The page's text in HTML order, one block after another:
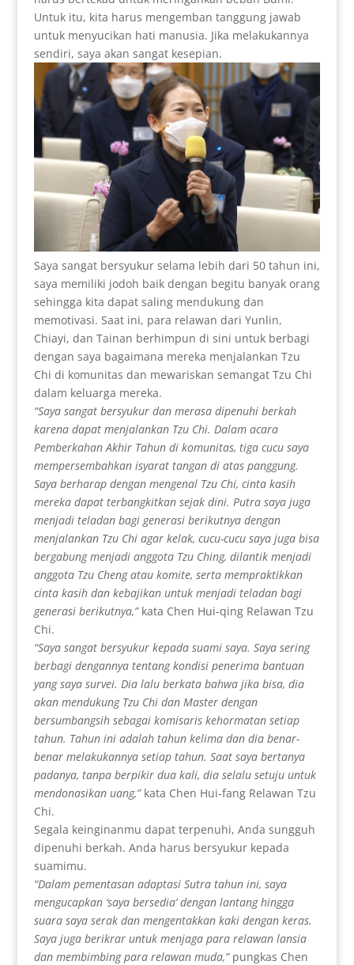
Untuk itu, kita harus mengemban tanggung jawab
untuk menyucikan hati manusia. Jika melakukannya
sendiri, saya akan sangat kesepian.
Saya sangat bersyukur selama lebih dari 50 tahun ini,
saya memiliki jodoh baik dengan begitu banyak orang
sehingga kita dapat saling mendukung dan
memotivasi. Saat ini, para relawan dari Yunlin,
Chiayi, dan Tainan berhimpun di sini untuk berbagi
dengan saya bagaimana mereka menjalankan Tzu
Chi di komunitas dan mewariskan semangat Tzu Chi
dalam keluarga mereka.
“Saya sangat bersyukur dan merasa dipenuhi berkah
karena dapat menjalankan Tzu Chi. Dalam acara
Pemberkahan Akhir Tahun di komunitas, tiga cucu saya
mempersembahkan isyarat tangan di atas panggung.
Saya berharap dengan mengenal Tzu Chi, cinta kasih
mereka dapat terbangkitkan sejak dini. Putra saya juga
menjadi teladan bagi generasi berikutnya dengan
menjalankan Tzu Chi agar kelak, cucu-cucu saya juga bisa
bergabung menjadi anggota Tzu Ching, dilantik menjadi
anggota Tzu Cheng atau komite, serta mempraktikkan
cinta kasih dan kebajikan untuk menjadi teladan bagi
generasi berikutnya,”kata Chen Hui-qing Relawan Tzu
Chi.
“Saya sangat bersyukur kepada suami saya. Saya sering
berbagi dengannya tentang kondisi penerima bantuan
yang saya survei. Dia lalu berkata bahwa jika bisa, dia
akan mendukung Tzu Chi dan Master dengan
bersumbangsih sebagai komisaris kehormatan setiap
tahun. Tahun ini adalah tahun kelima dan dia benar-
benar melakukannya setiap tahun. Saat saya bertanya
padanya, tanpa berpikir dua kali, dia selalu setuju untuk
mendonasikan uang,”kata Chen Hui-fang Relawan Tzu
Chi.
Segala keinginanmu dapat terpenuhi, Anda sungguh
dipenuhi berkah. Anda harus bersyukur kepada
suamimu.
“Dalam pementasan adaptasi Sutra tahun ini, saya
mengucapkan ‘saya bersedia’ dengan lantang hingga
suara saya serak dan mengentakkan kaki dengan keras.
Saya juga berikrar untuk menjaga para relawan lansia
dan membimbing para relawan muda,” pungkas Chen